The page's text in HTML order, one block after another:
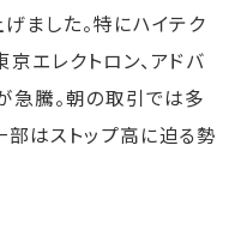
ました。特にハイテク
エレクトロン、アドバ
急騰。朝の取引では多
はストップ高に迫る勢